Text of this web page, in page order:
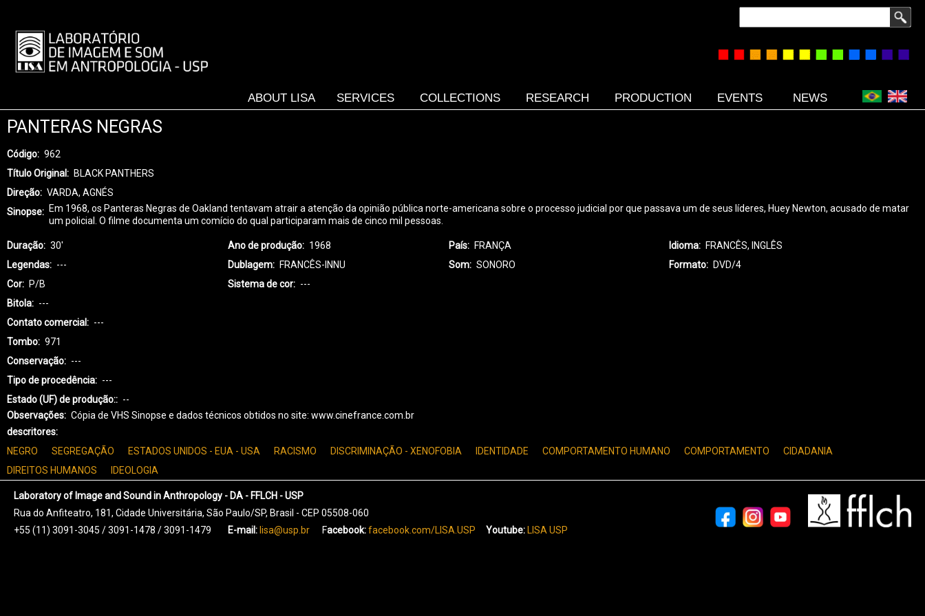
main
content
LISA
MENU
ABOUT LISA SERVICES COLLECTIONS RESEARCH PRODUCTION EVENTS NEWS
PANTERAS NEGRAS
Código
962
Título Original
BLACK PANTHERS
Direção
VARDA, AGNÉS
Sinopse
Em 1968, os Panteras Negras de Oakland tentavam atrair a atenção da opinião pública norte-americana sobre o processo judicial por que passava um de seus líderes, Huey Newton, acusado de matar
um policial. O filme documenta um comício do qual participaram mais de cinco mil pessoas.
Duração 30' Ano de produção 1968 País FRANÇA Idioma
FRANCÊS, INGLÊS
Legendas
--- Dublagem FRANCÊS-INNU Som SONORO Formato
DVD/4
Cor
P/B Sistema de cor
---
Bitola
---
Contato comercial
---
Tombo
971
Conservação
---
Tipo de procedência
---
Estado (UF) de produção:
--
Observações
Cópia de VHS Sinopse e dados técnicos obtidos no site: www.cinefrance.com.br
descritores
NEGRO
SEGREGAÇÃO ESTADOS UNIDOS - EUA - USA RACISMO DISCRIMINAÇÃO - XENOFOBIA IDENTIDADE COMPORTAMENTO HUMANO COMPORTAMENTO
CIDADANIA
DIREITOS HUMANOS
IDEOLOGIA
Laboratory of Image and Sound in Anthropology - DA - FFLCH - USP
Rua do Anfiteatro, 181, Cidade Universitária, São Paulo/SP, Brasil - CEP 05508-060
+55 (11) 3091-3045 / 3091-1478 / 3091-1479
E-mail: lisa@usp.br Facebook:facebook.com/LISA.USP Youtube: LISA USP